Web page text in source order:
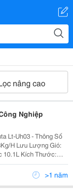
nâng cao
Nghiệp
- Thông Số
>1 năm